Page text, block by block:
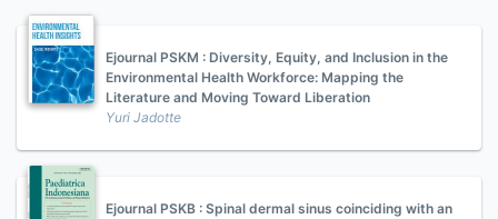
Ejournal PSKM : Diversity, Equity, and Inclusion in the
Environmental Health Workforce: Mapping the
Literature and Moving Toward Liberation
Yuri Jadotte
Ejournal PSKB : Spinal dermal sinus coinciding with an